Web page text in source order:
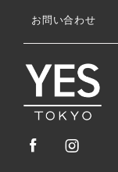
お問い合わせ